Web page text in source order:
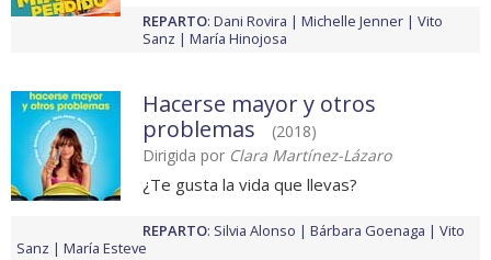
REPARTO: Dani Rovira Michelle Jenner
Vito
Sanz
María Hinojosa
Hacerse mayor y otros
problemas
(2018)
Dirigida por Clara Martínez-Lázaro
¿Te gusta la vida que llevas?
REPARTO: Silvia Alonso Bárbara Goenaga
Vito
Sanz
María Esteve